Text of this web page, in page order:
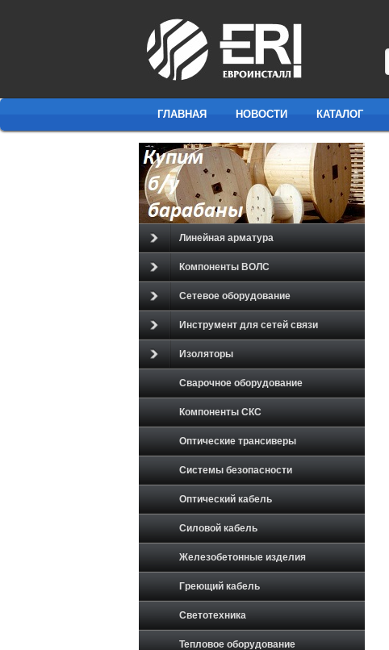
ГЛАВНАЯ НОВОСТИ КАТАЛОГ
Линейная арматура
Компоненты ВОЛС
Сетевое оборудование
Инструмент для сетей связи
Изоляторы
Сварочное оборудование
Компоненты СКС
Оптические трансиверы
Системы безопасности
Оптический кабель
Силовой кабель
Железобетонные изделия
Греющий кабель
Светотехника
Тепловое оборудование